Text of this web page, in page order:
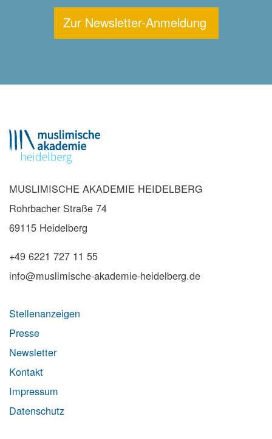
Zur Newsletter-Anmeldung
MUSLIMISCHE AKADEMIE HEIDELBERG
Rohrbacher Straße 74
69115 Heidelberg
+49 6221 727 11 55
info@muslimische-akademie-heidelberg.de
Stellenanzeigen
Presse
Newsletter
Kontakt
Impressum
Datenschutz